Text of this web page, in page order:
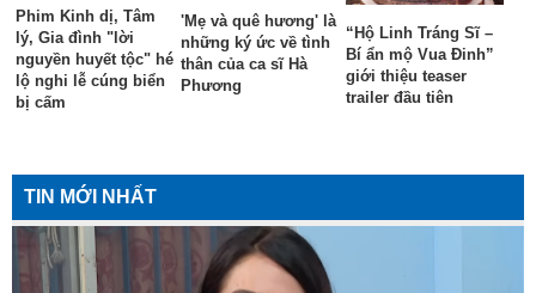
Phim Kinh dị, Tâm
lý, Gia đình "lời
nguyền huyết tộc" hé
lộ nghi lễ cúng biển
bị cấm
'Mẹ và quê hương' là
những ký ức về tình
thân của ca sĩ Hà
Phương
“Hộ Linh Tráng Sĩ –
Bí ẩn mộ Vua Đinh”
giới thiệu teaser
trailer đầu tiên
TIN MỚI NHẤT